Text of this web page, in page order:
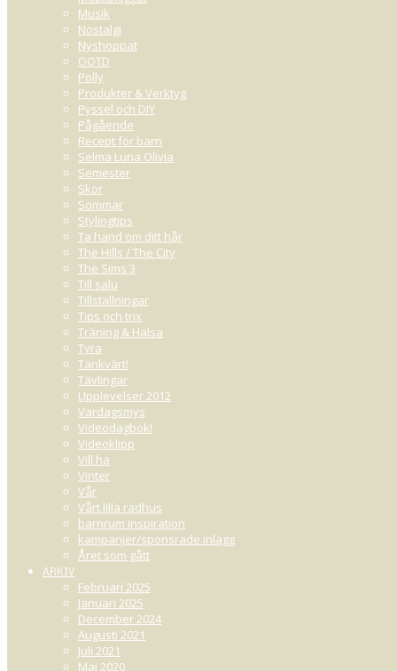
Musik
Nostalgi
Nyshoppat
OOTD
Polly
Produkter & Verktyg
Pyssel och DIY
Pågående
Recept för barn
Selma Luna Olivia
Semester
Skor
Sommar
Stylingtips
Ta hand om ditt hår
The Hills / The City
The Sims 3
Till salu
Tillställningar
Tips och trix
Träning & Hälsa
Tyra
Tänkvärt!
Tävlingar
Upplevelser 2012
Vardagsmys
Videodagbok!
Videoklipp
Vill ha
Vinter
Vår
Vårt lilla radhus
barnrum inspiration
kampanjer/sponsrade inlägg
Året som gått
ARKIV
Februari 2025
Januari 2025
December 2024
Augusti 2021
Juli 2021
Maj 2020